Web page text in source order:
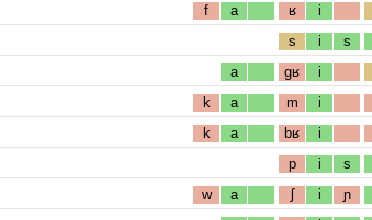
f a ʁ i
s i s
a gʁ i
k a m i
k a bʁ i
p i s
w a ʃ i ɲ